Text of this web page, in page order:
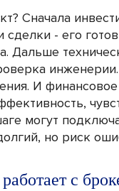
Сначала
- его
Дальше
И
могут
но риск
с